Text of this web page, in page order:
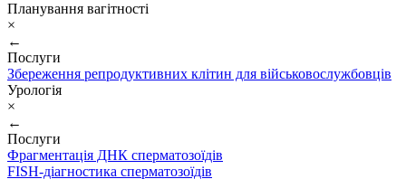
Планування вагітності
×
←
Послуги
Збереження репродуктивних клітин для військовослужбовців
Урологія
×
←
Послуги
Фрагментація ДНК сперматозоїдів
FISH-діагностика сперматозоїдів